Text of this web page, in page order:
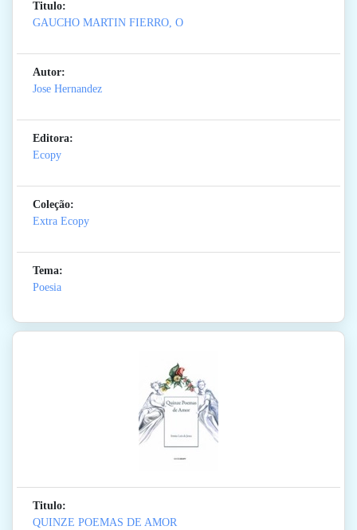
Titulo:
GAUCHO MARTIN FIERRO, O
Autor:
Jose Hernandez
Editora:
Ecopy
Coleção:
Extra Ecopy
Tema:
Poesia
Titulo:
QUINZE POEMAS DE AMOR